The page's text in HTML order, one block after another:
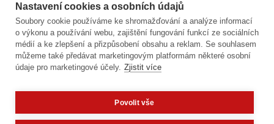
Organizační záležitosti - Dodatek č. 3
"Podpisového řádu statutárního města Olomouce"
30
Organizační záležitosti
Různé
Nastavení cookies a osobních údajů
Soubory cookie používáme ke shromažďování a analýze informací
o výkonu a používání webu, zajištění fungování funkcí ze sociálních
médií a ke zlepšení a přizpůsobení obsahu a reklam. Se souhlasem
můžeme také předávat marketingovým platformám některé osobní
údaje pro marketingové účely. Zjistit více
Povolit vše
Potřebujete poradit?Zeptejte se našeho